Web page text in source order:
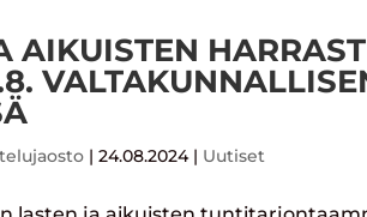
AIKUISTEN
|24.08.2024| Uutiset